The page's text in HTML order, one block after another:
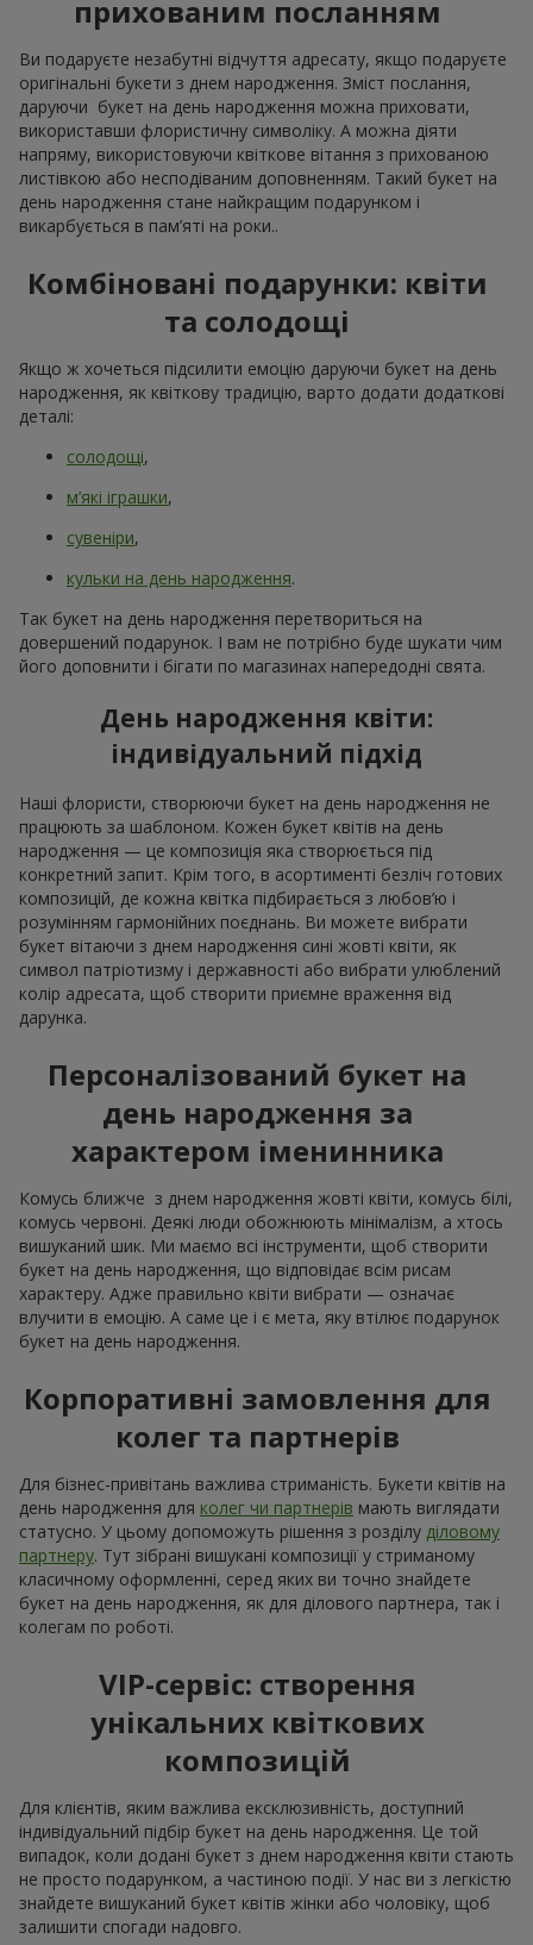
Букет на день народження з
доповнення свята
День народження — це не просто дата в календарі. Це, та
сама визначна подія коли хочеться відчути увагу, тепло і
справжні емоції. І звісно отримати найкращий букет на день
народження. Квіти в день народження залишаються
найпопулярнішим подарунком уже багато років. Без них
неможливо уявити собі справжнє особисте свято. Букет на
комплімент або просто гарний доданок до подарунка.
Коли ви обираєте букет на день народження, ви даруєте не
повітря неймовірним ароматом, а й радісний момент, який
запам’ятовується надовго. На сервісі доставки Flowers.ua
легко купити квіти на день народження, підібравши
композицію яка відповідає характеру іменинника, формату
яскравих кольорів, що здатні перетворити звичайний букет
на день народження в ароматний подарунок, що
підкреслить урочисту мить.
Сезонні тренди у флористиці
днів народження
Флористика постійно розвивається, тому актуальний букет
на день народження з кожним роком набуває нового
вигляду. Наразі, в трендах натуральність і мінімалізм. Крім
того, формуючи букет на день народження, все частіше
звертається увага на сезонність:
весняною свіжістю, легкістю та оновленням; в таких
композиціях ідеально відіграють півонії,тюльпани
незвичних сортів та гіацинти; для подарунка з днем
народження весняні квіти пакуються у мінімалістичний
крафт або просто перев’язуються стрічкою;
влітку на перше місце, як букет на день народження
виходять популярні пишні, соковиті композиції з
соняшників, декоративнихромашок та іншихсезонних
квітів; як оформлення актуальна асиметрія в
оригінальному пакуванні з мішковини або з днем
народження квіти у кошику;
як подарунок з днем народження осінні квіти мають
народження жінці осінній букет виготовлений з
; декоративні акценти
додадуть вишуканості та довершеності святковій
композиції;
взимку актуальна стримана вишукана флористика,
привітати з днем народження білі квіти
використовуючи — гарна ідея; білітроянди,еустоми
амаріліс підкреслять холодний зимовий настрій; а
додавання хвойних гілочок та евкаліпта в букет на
день народження довершить картину.
Сезонні квіти додані в букет на день народження
підкреслюють природну красу моменту. А, щоб зробити
подарунок особливим, ми створюємо з них персоналізовану
композицію, яка відповідає настрою та характеру
отримувача, наприклад з днем народження жінці квіти у
букет на ювілей вражає в саме серденько.
День народження з ароматом квітів
Запах квітів — це перше, що відчуває людина, отримуючи